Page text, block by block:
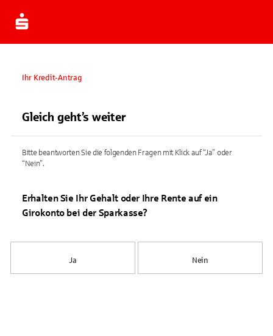
Ihr Kredit-Antrag
Gleich geht’s weiter
Bitte beantworten Sie die folgenden Fragen mit Klick auf “Ja” oder
“Nein”.
Erhalten Sie Ihr Gehalt oder Ihre Rente auf ein
Girokonto bei der Sparkasse?
Ja Nein